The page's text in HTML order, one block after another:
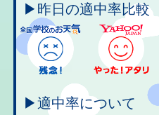
▶昨日の適中率比較
▶適中率について